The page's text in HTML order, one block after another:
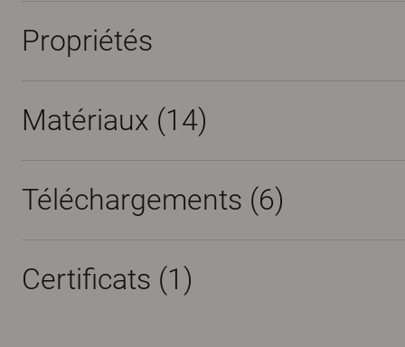
Propriétés
Matériaux (14)
Téléchargements (6)
Certificats (1)